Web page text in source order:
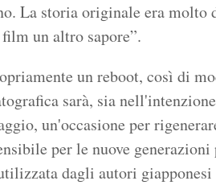
La storia originale era molto
un altro sapore”.
un reboot, così di
sarà, sia
un'occasione per
per le nuove
dagli autori